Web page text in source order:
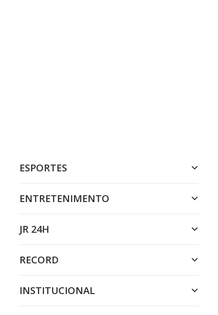
ESPORTES
ENTRETENIMENTO
JR 24H
RECORD
INSTITUCIONAL